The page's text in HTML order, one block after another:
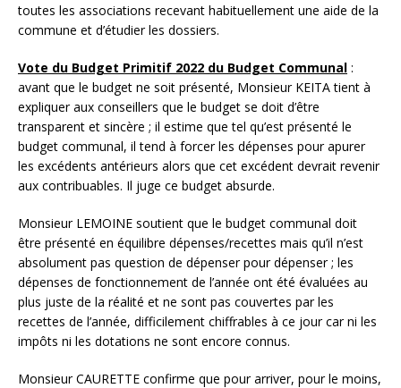
toutes les associations recevant habituellement une aide de la
commune et d’étudier les dossiers.
Vote du Budget Primitif 2022 du Budget Communal :
avant que le budget ne soit présenté, Monsieur KEITA tient à
expliquer aux conseillers que le budget se doit d’être
transparent et sincère ; il estime que tel qu’est présenté le
budget communal, il tend à forcer les dépenses pour apurer
les excédents antérieurs alors que cet excédent devrait revenir
aux contribuables. Il juge ce budget absurde.
Monsieur LEMOINE soutient que le budget communal doit
être présenté en équilibre dépenses/recettes mais qu’il n’est
absolument pas question de dépenser pour dépenser ; les
dépenses de fonctionnement de l’année ont été évaluées au
plus juste de la réalité et ne sont pas couvertes par les
recettes de l’année, difficilement chiffrables à ce jour car ni les
impôts ni les dotations ne sont encore connus.
Monsieur CAURETTE confirme que pour arriver, pour le moins,